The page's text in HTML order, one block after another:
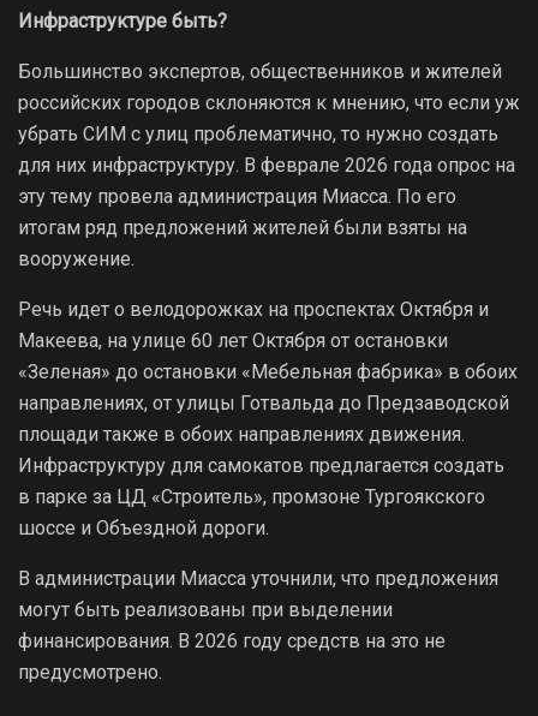
Инфраструктуре быть?
Большинство экспертов, общественников и жителей
российских городов склоняются к мнению, что если уж
убрать СИМ с улиц проблематично, то нужно создать
для них инфраструктуру. В феврале 2026 года опрос на
эту тему провела администрация Миасса. По его
итогам ряд предложений жителей были взяты на
вооружение.
Речь идет о велодорожках на проспектах Октября и
Макеева, на улице 60 лет Октября от остановки
«Зеленая» до остановки «Мебельная фабрика» в обоих
направлениях, от улицы Готвальда до Предзаводской
площади также в обоих направлениях движения.
Инфраструктуру для самокатов предлагается создать
в парке за ЦД «Строитель», промзоне Тургоякского
шоссе и Объездной дороги.
В администрации Миасса уточнили, что предложения
могут быть реализованы при выделении
финансирования. В 2026 году средств на это не
предусмотрено.